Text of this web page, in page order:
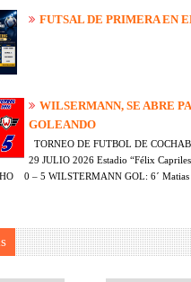
FUTSAL DE PRIMERA EN
WILSERMANN, SE ABRE
GOLEANDO
TORNEO DE FUTBOL DE
29 JULIO 2026 Estadio “Félix
0 – 5 WILSTERMANN GOL: 6´ Matias